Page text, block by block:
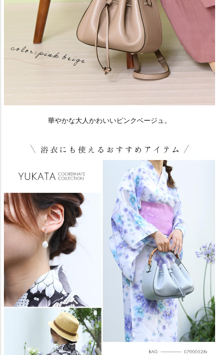
華やかな大人かわいいピンクベージュ。